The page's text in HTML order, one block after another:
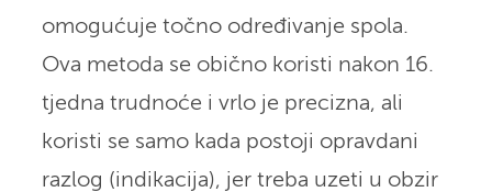
omogućuje točno određivanje spola.
Ova metoda se obično koristi nakon 16.
tjedna trudnoće i vrlo je precizna, ali
koristi se samo kada postoji opravdani
razlog (indikacija), jer treba uzeti u obzir